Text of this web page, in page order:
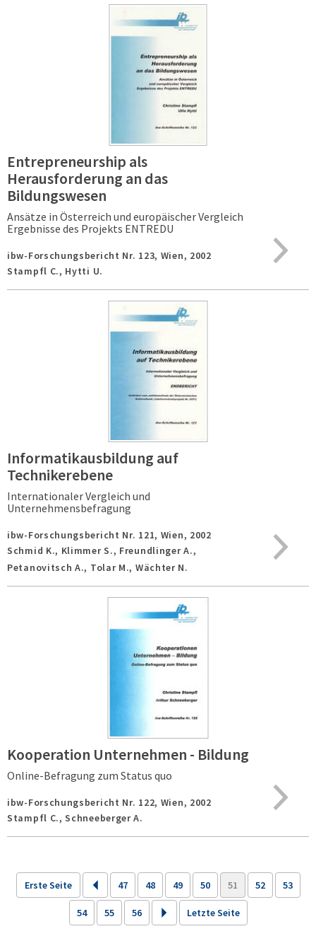
Entrepreneurship als
Herausforderung an das
Bildungswesen
Ansätze in Österreich und europäischer Vergleich
Ergebnisse des Projekts ENTREDU
ibw-Forschungsbericht Nr. 123, Wien, 2002
Stampfl C., Hytti U.
Informatikausbildung auf
Technikerebene
Internationaler Vergleich und
Unternehmensbefragung
ibw-Forschungsbericht Nr. 121, Wien, 2002
Schmid K., Klimmer S., Freundlinger A.,
Petanovitsch A., Tolar M., Wächter N.
Kooperation Unternehmen - Bildung
Online-Befragung zum Status quo
ibw-Forschungsbericht Nr. 122, Wien, 2002
Stampfl C., Schneeberger A.
Erste Seite 47 48 49 50 51 52 53
54 55 56 Letzte Seite